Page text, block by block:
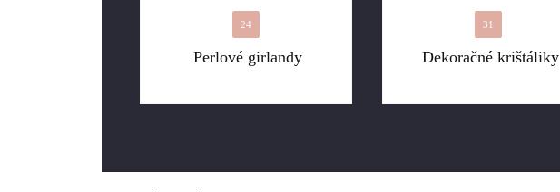
Perlové girlandy
24
Dekoračné krištáliky
31